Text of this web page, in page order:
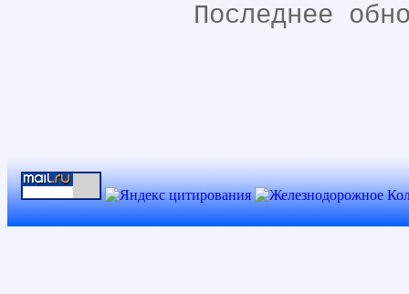
Последнее